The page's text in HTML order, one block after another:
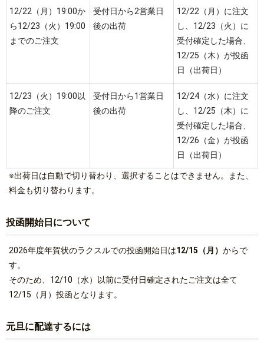
12/22（月）19:00か
ら12/23（火）19:00
までのご注文
受付日から2営業日
後の出荷
12/22（月）に注文
し、12/23（火）に
受付確定した場合、
12/25（木）が投函
日（出荷日）
12/23（火）19:00以
降のご注文
受付日から1営業日
後の出荷
12/24（水）に注文
し、12/25（木）に
受付確定した場合、
12/26（金）が投函
日（出荷日）
※出荷日は自動で切り替わり、選択することはできません。また、
料金も切り替わります。
投函開始日について
2026年度年賀状のラクスルでの投函開始日は12/15（月） からで
す。
そのため、12/10（水）以前に受付日確定されたご注文は全て
12/15（月）投函となります。
元旦に配達するには